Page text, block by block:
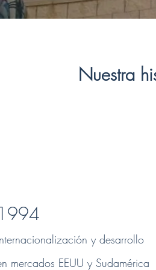
Nuestra
y desarrollo
mercados EEUU y Sudamérica